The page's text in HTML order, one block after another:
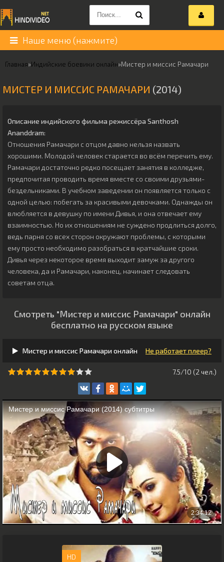
Наше меню (нажмите)
Главная»Индийские боевики онлайн»Мистер и миссис Рамачари
МИСТЕР И МИССИС РАМАЧАРИ (2014)
Описание индийского фильма режиссёра Santhosh
Ananddram:
Отношения Рамачари с отцом давно нельзя назвать
хорошими. Молодой человек старается во всём перечить ему.
Рамачари достаточно редко посещает занятия в колледже,
предпочитая проводить время вместе со своими друзьями-
бездельниками. В учебном заведении он появляется только с
одной целью: побегать за красивыми девочками. Однажды он
влюбляется в девушку по имени Дивья, и она отвечает ему
взаимностью. Но их отношениям не суждено продлиться долго,
ведь парня со всех сторон окружают проблемы, с которыми
ему просто необходимо разобраться в кратчайшие сроки.
Дивья через некоторое время выходит замуж за другого
человека, да и Рамачари, наконец, начинает следовать
советам отца.
Смотреть "Мистер и миссис Рамачари" онлайн
бесплатно на русском языке
Мистер и миссис Рамачари онлайн Не работает плеер?
7.5/10 (2 чeл.)
HD